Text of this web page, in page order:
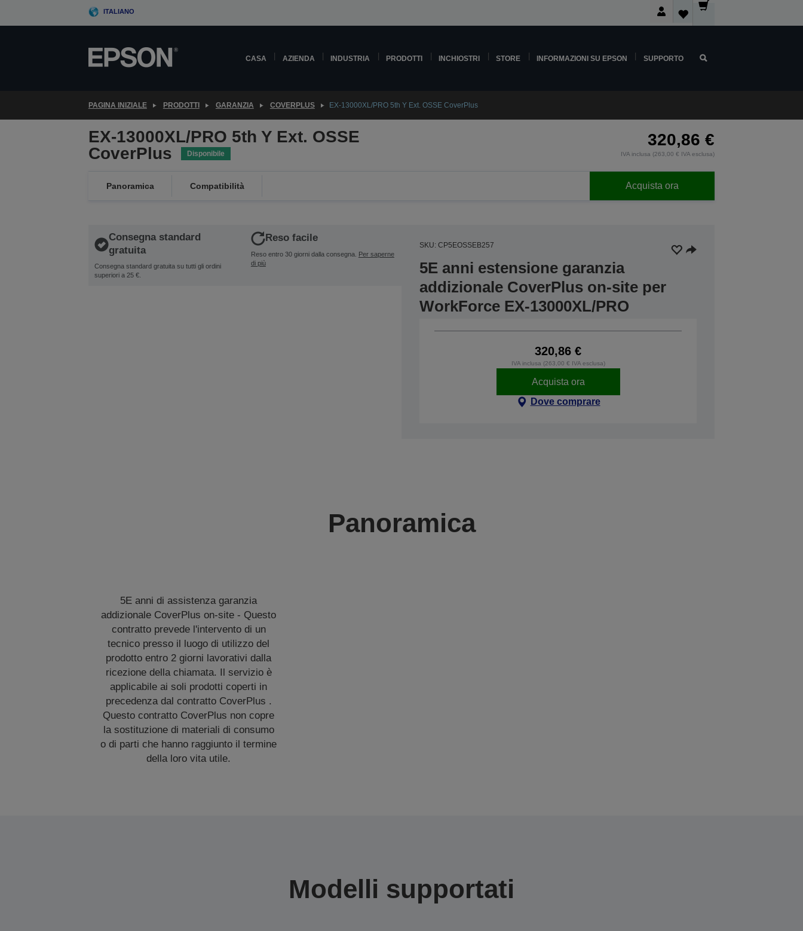
ITALIANO
CASA AZIENDA INDUSTRIA PRODOTTI INCHIOSTRI STORE INFORMAZIONI SU EPSON SUPPORTO
PAGINA INIZIALE PRODOTTI GARANZIA COVERPLUS EX-13000XL/PRO 5th Y Ext. OSSE CoverPlus
EX-13000XL/PRO 5th Y Ext. OSSE
CoverPlus
Disponibile
320,86 €
IVA inclusa (263,00 € IVA esclusa)
Panoramica Compatibilità Acquista ora
Consegna standard
gratuita
Consegna standard gratuita su tutti gli ordini
superiori a 25 €.
Reso facile
Reso entro 30 giorni dalla consegna. Per saperne
di più
SKU: CP5EOSSEB257
5E anni estensione garanzia
addizionale CoverPlus on-site per
WorkForce EX-13000XL/PRO
320,86 €
IVA inclusa (263,00 € IVA esclusa)
Acquista ora
Dove comprare
Panoramica
5E anni di assistenza garanzia
addizionale CoverPlus on-site - Questo
contratto prevede l'intervento di un
tecnico presso il luogo di utilizzo del
prodotto entro 2 giorni lavorativi dalla
ricezione della chiamata. Il servizio è
applicabile ai soli prodotti coperti in
precedenza dal contratto CoverPlus .
Questo contratto CoverPlus non copre
la sostituzione di materiali di consumo
o di parti che hanno raggiunto il termine
della loro vita utile.
Modelli supportati